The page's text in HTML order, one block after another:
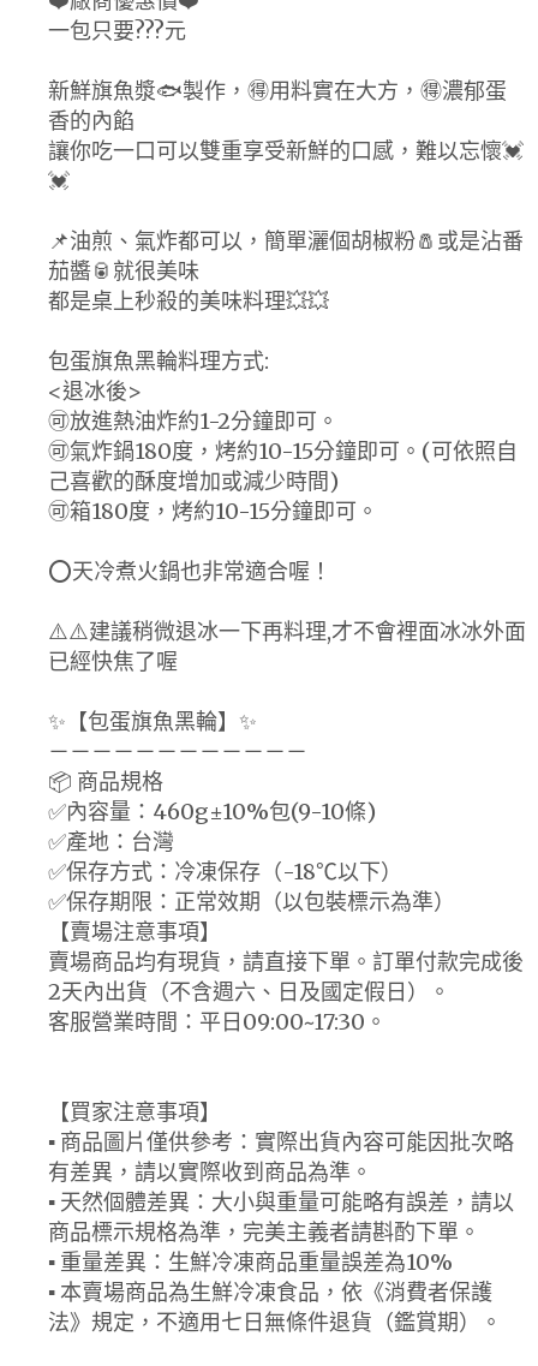
一包只要???元
新鮮旗魚漿🐟製作，🉐用料實在大方，🉐濃郁蛋
香的內餡
讓你吃一口可以雙重享受新鮮的口感，難以忘懷💓
💓
📌油煎、氣炸都可以，簡單灑個胡椒粉🧂或是沾番
茄醬🥫就很美味
都是桌上秒殺的美味料理💥💥
包蛋旗魚黑輪料理方式:
<退冰後>
🉑放進熱油炸約1-2分鐘即可。
🉑氣炸鍋180度，烤約10-15分鐘即可。(可依照自
己喜歡的酥度增加或減少時間)
🉑箱180度，烤約10-15分鐘即可。
⭕️天冷煮火鍋也非常適合喔！
⚠️⚠️建議稍微退冰一下再料理,才不會裡面冰冰外面
已經快焦了喔
✨【包蛋旗魚黑輪】✨
－－－－－－－－－－－－
📦 商品規格
✅內容量：460g±10%包(9-10條)
✅產地：台灣
✅保存方式：冷凍保存（-18℃以下）
✅保存期限：正常效期（以包裝標示為準）
【賣場注意事項】
賣場商品均有現貨，請直接下單。訂單付款完成後
2天內出貨（不含週六、日及國定假日）。
客服營業時間：平日09:00~17:30。
【買家注意事項】
▪ 商品圖片僅供參考：實際出貨內容可能因批次略
有差異，請以實際收到商品為準。
▪ 天然個體差異：大小與重量可能略有誤差，請以
商品標示規格為準，完美主義者請斟酌下單。
▪ 重量差異：生鮮冷凍商品重量誤差為10%
▪ 本賣場商品為生鮮冷凍食品，依《消費者保護
法》規定，不適用七日無條件退貨（鑑賞期）。